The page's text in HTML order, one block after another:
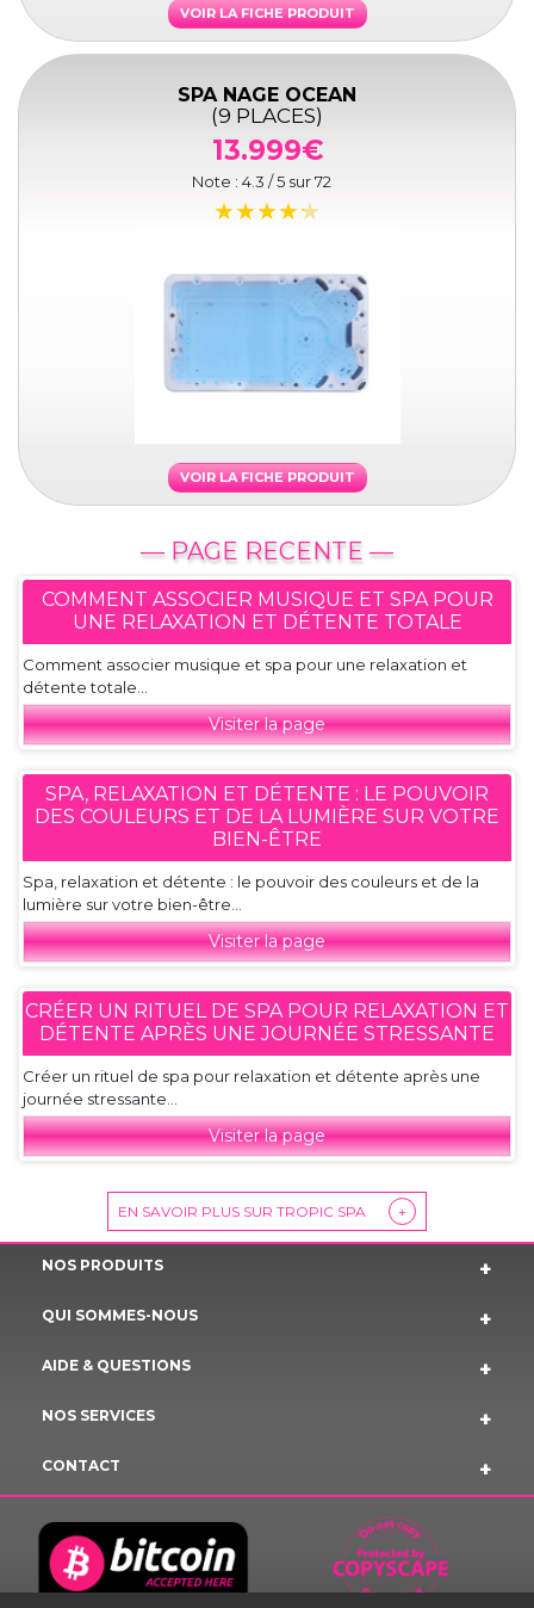
VOIR LA FICHE PRODUIT
SPA NAGE OCEAN
(9 PLACES)
13.999€
Note : 4.3 / 5 sur72
VOIR LA FICHE PRODUIT
— PAGE RECENTE —
COMMENT ASSOCIER MUSIQUE ET SPA POUR
UNE RELAXATION ET DÉTENTE TOTALE
Comment associer musique et spa pour une relaxation et
détente totale...
Visiter la page
SPA, RELAXATION ET DÉTENTE : LE POUVOIR
DES COULEURS ET DE LA LUMIÈRE SUR VOTRE
BIEN-ÊTRE
Spa, relaxation et détente : le pouvoir des couleurs et de la
lumière sur votre bien-être...
Visiter la page
CRÉER UN RITUEL DE SPA POUR RELAXATION ET
DÉTENTE APRÈS UNE JOURNÉE STRESSANTE
Créer un rituel de spa pour relaxation et détente après une
journée stressante...
Visiter la page
EN SAVOIR PLUS SUR TROPIC SPA +
NOS PRODUITS
QUI SOMMES-NOUS
AIDE & QUESTIONS
NOS SERVICES
CONTACT